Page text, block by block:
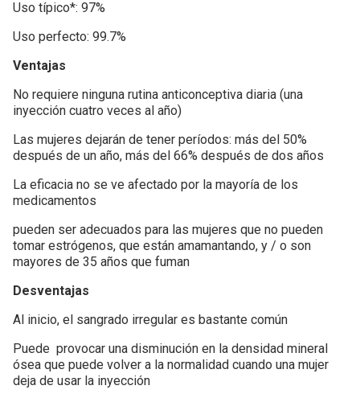
¿Sabías que la eyaculación femenina existe?
El Punto G de las mujeres
Uso típico*: 97%
Uso perfecto: 99.7%
Ventajas
No requiere ninguna rutina anticonceptiva diaria (una
inyección cuatro veces al año)
Las mujeres dejarán de tener períodos: más del 50%
después de un año, más del 66% después de dos años
La eficacia no se ve afectado por la mayoría de los
medicamentos
pueden ser adecuados para las mujeres que no pueden
tomar estrógenos, que están amamantando, y / o son
mayores de 35 años que fuman
Desventajas
Al inicio, el sangrado irregular es bastante común
Puede provocar una disminución en la densidad mineral
ósea que puede volver a la normalidad cuando una mujer
deja de usar la inyección